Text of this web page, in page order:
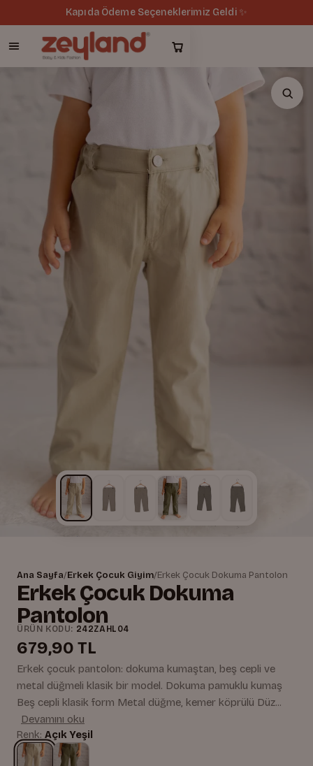
Kapıda Ödeme Seçeneklerimiz Geldi ✨
Ana Sayfa/Erkek Çocuk Giyim/Erkek Çocuk Dokuma Pantolon
Erkek Çocuk Dokuma
Pantolon
ÜRÜN KODU: 242ZAHL04
679,90 TL
Erkek çocuk pantolon: dokuma kumaştan, beş cepli ve
metal düğmeli klasik bir model. Dokuma pamuklu kumaş
Beş cepli klasik form Metal düğme, kemer köprülü Düz...
Devamını oku
Renk: Açık Yeşil